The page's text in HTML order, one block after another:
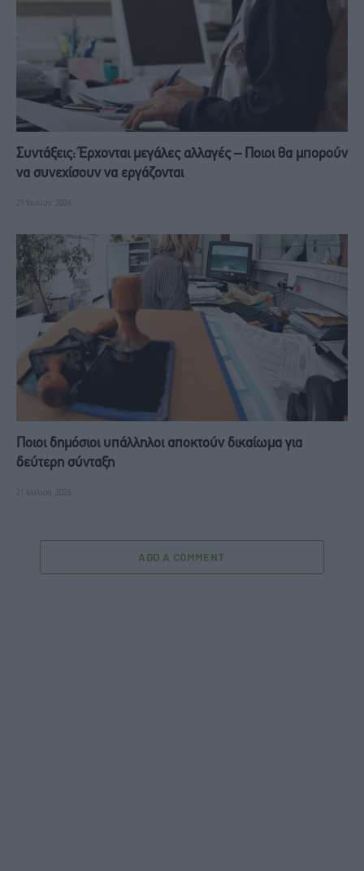
Συντάξεις: Έρχονται μεγάλες αλλαγές – Ποιοι θα μπορούν
να συνεχίσουν να εργάζονται
29 Ιουλίου, 2026
Ποιοι δημόσιοι υπάλληλοι αποκτούν δικαίωμα για
δεύτερη σύνταξη
21 Ιουλίου, 2026
ADD A COMMENT